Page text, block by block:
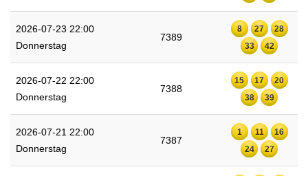
2026-07-23 22:00
Donnerstag
7389
8 27
28
33
42
2026-07-22 22:00
Donnerstag
7388
15 17
20
38
39
2026-07-21 22:00
Donnerstag
7387
1 11
16
24
27